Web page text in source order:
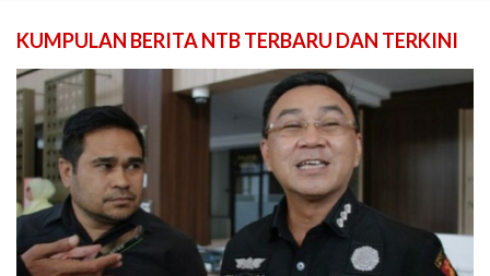
KUMPULAN BERITA NTB TERBARU DAN TERKINI